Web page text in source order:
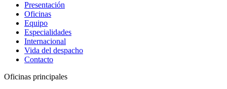
Presentación
Oficinas
Equipo
Especialidades
Internacional
Vida del despacho
Contacto
Oficinas principales